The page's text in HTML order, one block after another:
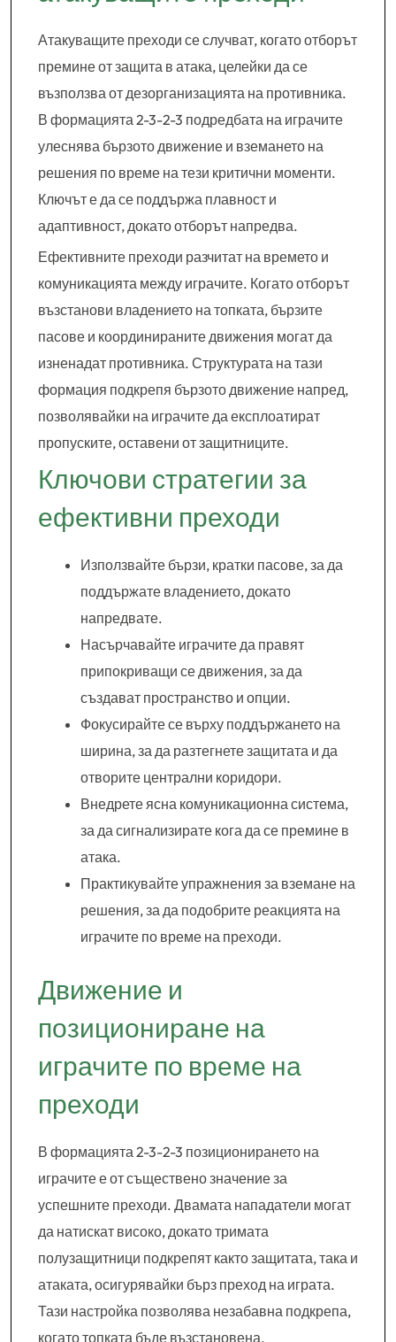
Атакуващите преходи се случват, когато отборът
премине от защита в атака, целейки да се
възползва от дезорганизацията на противника.
В формацията 2-3-2-3 подредбата на играчите
улеснява бързото движение и вземането на
решения по време на тези критични моменти.
Ключът е да се поддържа плавност и
адаптивност, докато отборът напредва.
Ефективните преходи разчитат на времето и
комуникацията между играчите. Когато отборът
възстанови владението на топката, бързите
пасове и координираните движения могат да
изненадат противника. Структурата на тази
формация подкрепя бързото движение напред,
позволявайки на играчите да експлоатират
пропуските, оставени от защитниците.
Ключови стратегии за
ефективни преходи
Използвайте бързи, кратки пасове, за да
поддържате владението, докато
напредвате.
Насърчавайте играчите да правят
припокриващи се движения, за да
създават пространство и опции.
Фокусирайте се върху поддържането на
ширина, за да разтегнете защитата и да
отворите централни коридори.
Внедрете ясна комуникационна система,
за да сигнализирате кога да се премине в
атака.
Практикувайте упражнения за вземане на
решения, за да подобрите реакцията на
играчите по време на преходи.
Движение и
позициониране на
играчите по време на
преходи
В формацията 2-3-2-3 позиционирането на
играчите е от съществено значение за
успешните преходи. Двамата нападатели могат
да натискат високо, докато тримата
полузащитници подкрепят както защитата, така и
атаката, осигурявайки бърз преход на играта.
Тази настройка позволява незабавна подкрепа,
когато топката бъде възстановена.